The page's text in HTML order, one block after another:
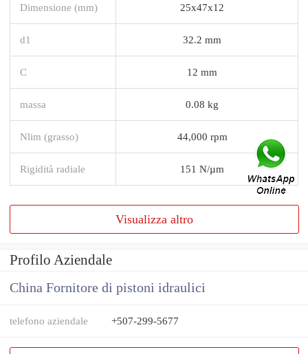
Dimensione (mm) 25x47x12
d1 32.2 mm
C 12 mm
massa 0.08 kg
Nlim (grasso) 44,000 rpm
Rigidità radiale 151 N/µm
Visualizza altro
Profilo Aziendale
China Fornitore di pistoni idraulici
telefono aziendale +507-299-5677